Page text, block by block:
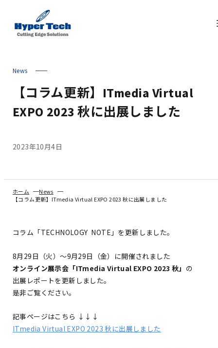
【コラム更新】ITmedia Virtual
EXPO 2023 秋に出展しました
News
2023年10月4日
ホーム
News
【コラム更新】ITmedia Virtual EXPO 2023 秋に出展しました
コラム「TECHNOLOGY NOTE」を更新しました。
8月29日（火）〜9月29日（金）に開催されました
オンライン展示会「ITmedia Virtual EXPO 2023 秋」 の
出展レポートを更新しました。
是非ご覧ください。
記事ページはこちら ↓↓↓
ITmedia Virtual EXPO 2023 秋に出展しました